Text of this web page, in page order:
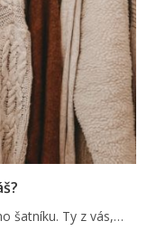
šatníku. Ty z vás,…